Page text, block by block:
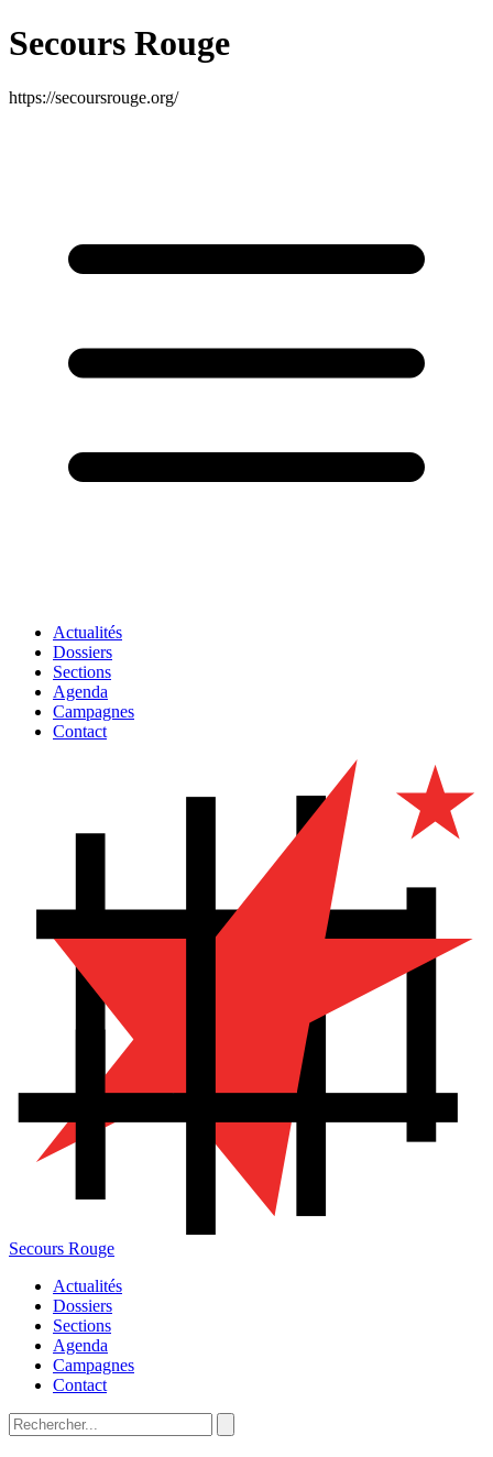
Secours Rouge
https://secoursrouge.org/
Actualités
Dossiers
Sections
Agenda
Campagnes
Contact
Secours Rouge
Actualités
Dossiers
Sections
Agenda
Campagnes
Contact